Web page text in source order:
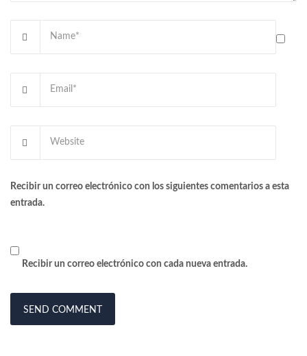
Recibir un correo electrónico con los siguientes comentarios a esta
entrada.
Recibir un correo electrónico con cada nueva entrada.